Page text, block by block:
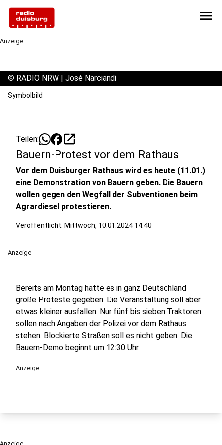
menu
Anzeige
© RADIO NRW | José Narciandi
Symbolbild
Teilen: open_in_new
Bauern-Protest vor dem Rathaus
Vor dem Duisburger Rathaus wird es heute (11.01.)
eine Demonstration von Bauern geben. Die Bauern
wollen gegen den Wegfall der Subventionen beim
Agrardiesel protestieren.
Veröffentlicht: Mittwoch, 10.01.2024 14:40
Anzeige
Bereits am Montag hatte es in ganz Deutschland
große Proteste gegeben. Die Veranstaltung soll aber
etwas kleiner ausfallen. Nur fünf bis sieben Traktoren
sollen nach Angaben der Polizei vor dem Rathaus
stehen. Blockierte Straßen soll es nicht geben. Die
Bauern-Demo beginnt um 12:30 Uhr.
Anzeige
Anzeige